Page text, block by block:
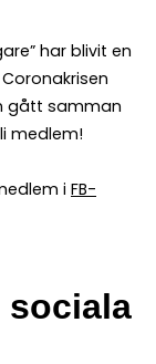
har blivit en
gått samman
medlem!
i FB-
sociala